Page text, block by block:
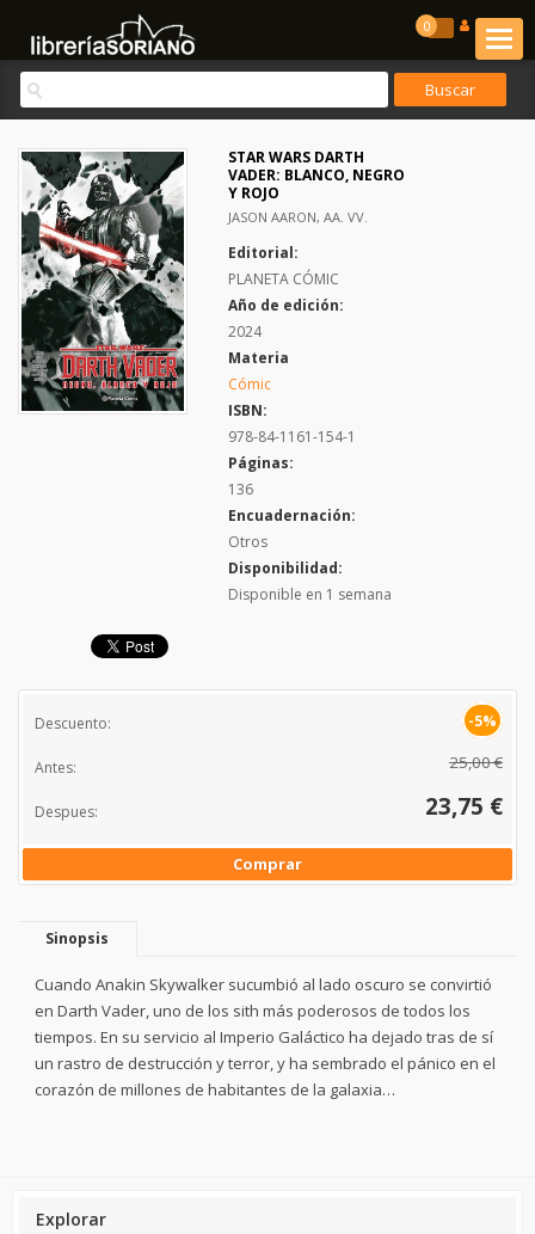
0
STAR WARS DARTH
VADER: BLANCO, NEGRO
Y ROJO
JASON AARON, AA. VV.
Editorial:
PLANETA CÓMIC
Año de edición:
2024
Materia
Cómic
ISBN:
978-84-1161-154-1
Páginas:
136
Encuadernación:
Otros
Disponibilidad:
Disponible en 1 semana
Descuento: -5%
Antes: 25,00 €
Despues: 23,75 €
Comprar
Sinopsis
Cuando Anakin Skywalker sucumbió al lado oscuro se convirtió
en Darth Vader, uno de los sith más poderosos de todos los
tiempos. En su servicio al Imperio Galáctico ha dejado tras de sí
un rastro de destrucción y terror, y ha sembrado el pánico en el
corazón de millones de habitantes de la galaxia…
Explorar